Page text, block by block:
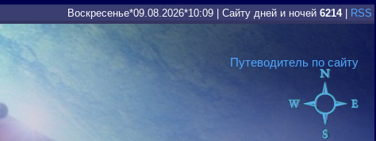
Воскресенье*09.08.2026*10:09 Сайту дней и ночей 6214| RSS
Путеводитель по сайту